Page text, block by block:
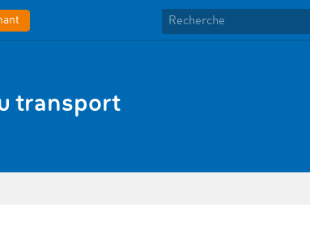
transport